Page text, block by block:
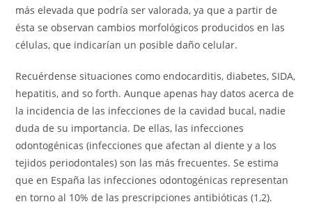
más elevada que podría ser valorada, ya que a partir de
ésta se observan cambios morfológicos producidos en las
células, que indicarían un posible daño celular.
Recuérdense situaciones como endocarditis, diabetes, SIDA,
hepatitis, and so forth. Aunque apenas hay datos acerca de
la incidencia de las infecciones de la cavidad bucal, nadie
duda de su importancia. De ellas, las infecciones
odontogénicas (infecciones que afectan al diente y a los
tejidos periodontales) son las más frecuentes. Se estima
que en España las infecciones odontogénicas representan
en torno al 10% de las prescripciones antibióticas (1,2).